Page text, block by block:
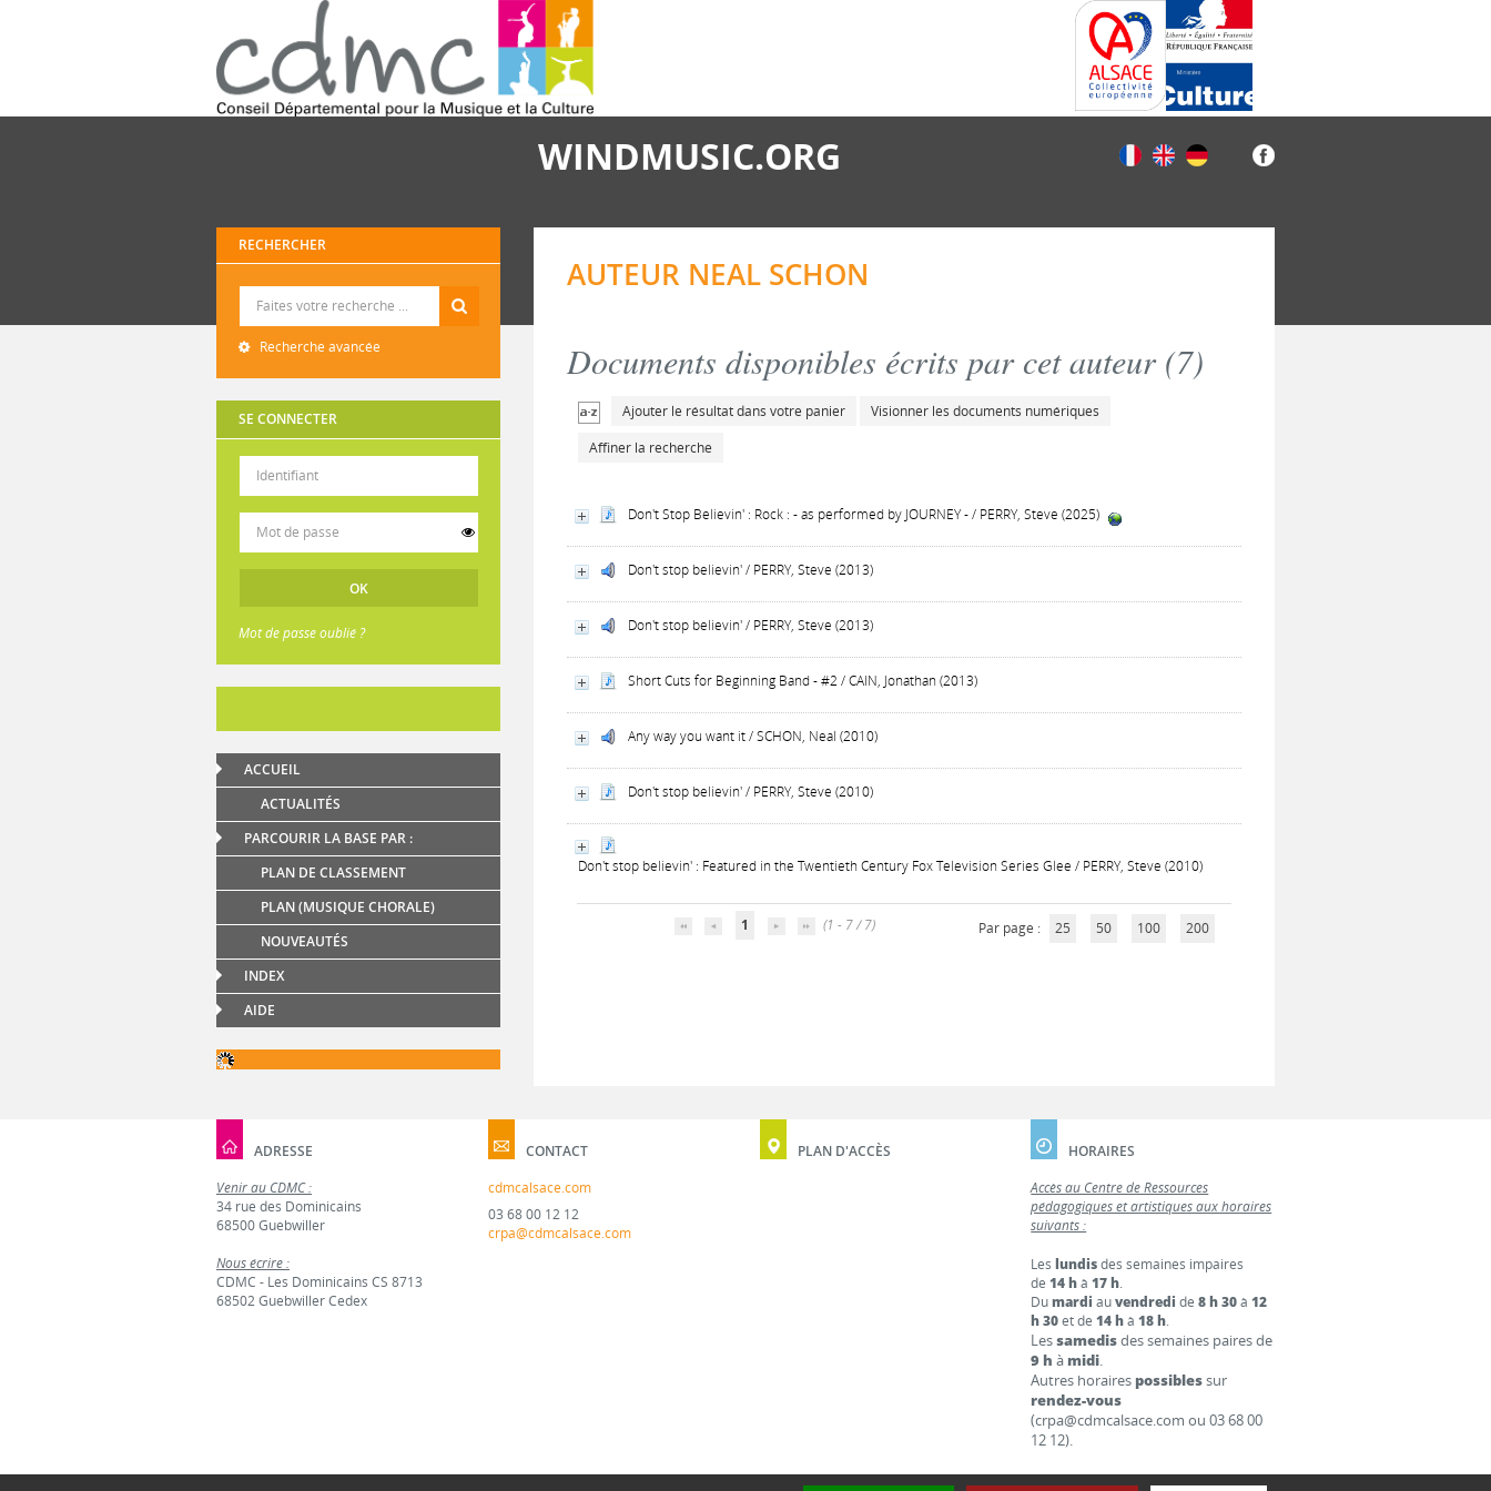
WINDMUSIC.ORG
RECHERCHER
Recherche avancée
SE CONNECTER
Mot de passe oublié ?
ACCUEIL
ACTUALITÉS
PARCOURIR LA BASE PAR :
PLAN DE CLASSEMENT
PLAN (MUSIQUE CHORALE)
NOUVEAUTÉS
INDEX
AIDE
AUTEUR NEAL SCHON
Documents disponibles écrits par cet auteur (7)
Ajouter le résultat dans votre panier
Visionner les documents numériques
Affiner la recherche
Don't Stop Believin' : Rock : - as performed by JOURNEY - / PERRY, Steve (2025)
Don't stop believin' / PERRY, Steve (2013)
Don't stop believin' / PERRY, Steve (2013)
Short Cuts for Beginning Band - #2 / CAIN, Jonathan (2013)
Any way you want it / SCHON, Neal (2010)
Don't stop believin' / PERRY, Steve (2010)
Don't stop believin' : Featured in the Twentieth Century Fox Television Series Glee / PERRY, Steve (2010)
1 (1 - 7 / 7) Par page : 25 50 100 200
ADRESSE
Venir au CDMC :
34 rue des Dominicains
68500 Guebwiller
Nous écrire :
CDMC - Les Dominicains CS 8713
68502 Guebwiller Cedex
CONTACT
cdmcalsace.com
03 68 00 12 12
crpa@cdmcalsace.com
PLAN D'ACCÈS
HORAIRES
Accès au Centre de Ressources
pédagogiques et artistiques aux horaires
suivants :
Leslundisdes semaines impaires
de14 hà17 h.
Dumardi auvendredi de8 h 30à12
h 30et de14 hà18 h.
Lessamedisdes semaines paires de
9 h à midi.
Autres horaires possiblessur
rendez-vous
(crpa@cdmcalsace.com ou 03 68 00
12 12).